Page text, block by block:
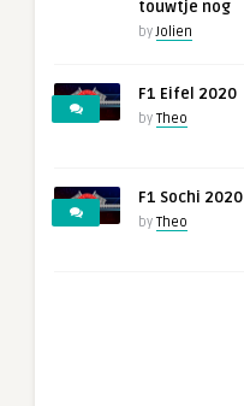
touwtje nog
byJolien
F1 Eifel 2020
by Theo
F1 Sochi 2020
by Theo